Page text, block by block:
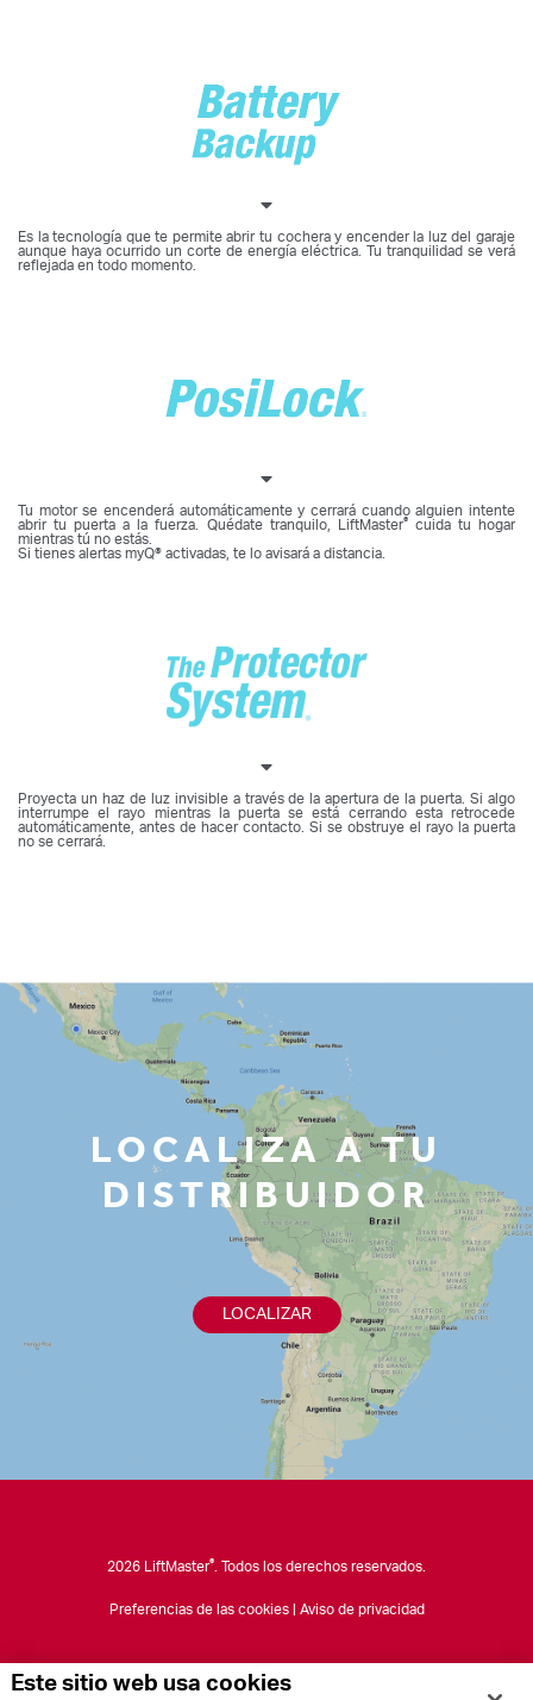
Es la tecnología que te permite abrir tu cochera y encender la luz del garaje
aunque haya ocurrido un corte de energía eléctrica. Tu tranquilidad se verá
reflejada en todo momento.
Tu motor se encenderá automáticamente y cerrará cuando alguien intente
abrir tu puerta a la fuerza. Quédate tranquilo, LiftMaster®cuida tu hogar
mientras tú no estás.
Si tienes alertas myQ® activadas, te lo avisará a distancia.
Proyecta un haz de luz invisible a través de la apertura de la puerta. Si algo
interrumpe el rayo mientras la puerta se está cerrando esta retrocede
automáticamente, antes de hacer contacto. Si se obstruye el rayo la puerta
no se cerrará.
LOCALIZA A TU
DISTRIBUIDOR
LOCALIZAR
2026 LiftMaster® . Todos los derechos reservados.
Preferencias de las cookies| Aviso de privacidad
Este sitio web usa cookies